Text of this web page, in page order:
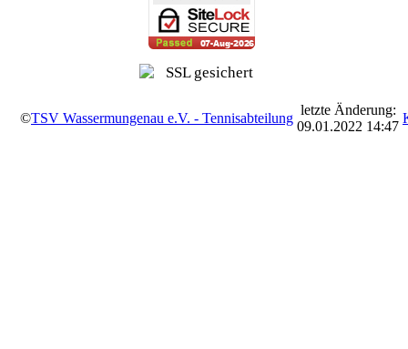
©TSV Wassermungenau e.V. - Tennisabteilung
letzte Änderung:
09.01.2022 14:47